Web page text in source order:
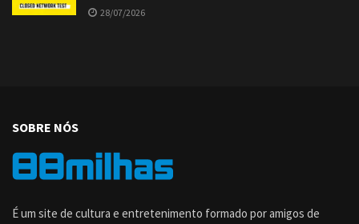
28/07/2026
SOBRE NÓS
É um site de cultura e entretenimento formado por amigos de